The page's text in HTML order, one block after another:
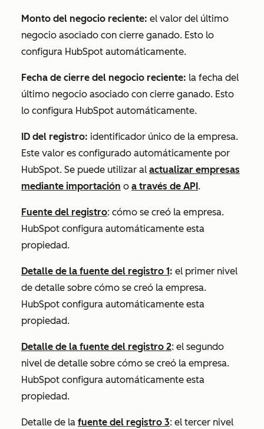
Monto del negocio reciente: el valor del último
negocio asociado con cierre ganado. Esto lo
configura HubSpot automáticamente.
Fecha de cierre del negocio reciente: la fecha del
último negocio asociado con cierre ganado. Esto
lo configura HubSpot automáticamente.
ID del registro: identificador único de la empresa.
Este valor es configurado automáticamente por
HubSpot. Se puede utilizar al actualizar empresas
mediante importación o a través de API .
Fuente del registro: cómo se creó la empresa.
HubSpot configura automáticamente esta
propiedad.
Detalle de la fuente del registro 1 : el primer nivel
de detalle sobre cómo se creó la empresa.
HubSpot configura automáticamente esta
propiedad.
Detalle de la fuente del registro 2: el segundo
nivel de detalle sobre cómo se creó la empresa.
HubSpot configura automáticamente esta
propiedad.
Detalle de la fuente del registro 3: el tercer nivel